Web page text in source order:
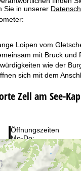
Sie in unserer
Öffnungszeiten
Mo-Do:
Fr:
Sa-So:
Loipen vom
mit Bruck
wie der
sich mit dem
Zell am See-